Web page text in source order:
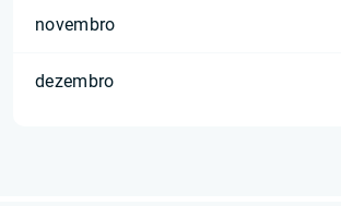
novembro
dezembro